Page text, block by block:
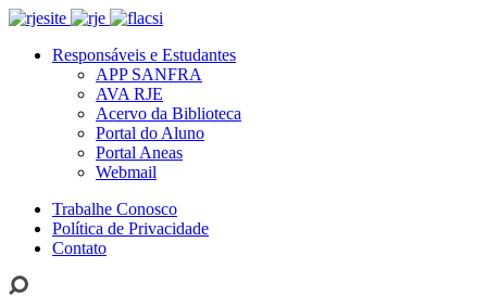
Responsáveis e Estudantes
APP SANFRA
AVA RJE
Acervo da Biblioteca
Portal do Aluno
Portal Aneas
Webmail
Trabalhe Conosco
Política de Privacidade
Contato